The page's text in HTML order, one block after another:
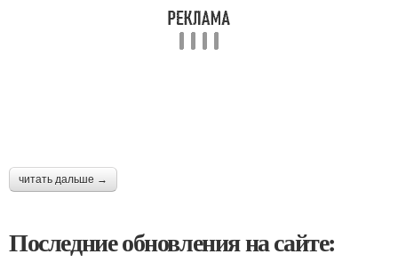
читать дальше →
Последние обновления на сайте: